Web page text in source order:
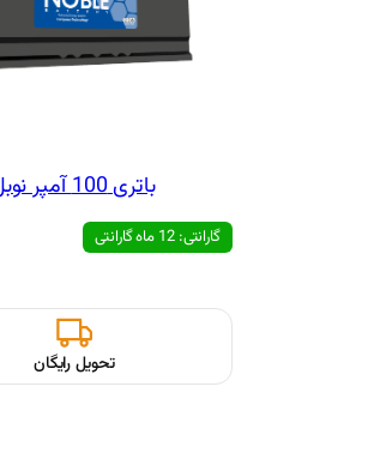
باتری 100 آمپر نوبل
گارانتی: 12 ماه گارانتی
تحویل رایگان